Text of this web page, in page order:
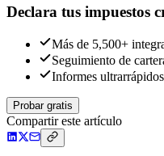
Declara tus impuestos
Más de 5,500+
Seguimiento de
Informes ultrarrápidos
Probar gratis
Compartir este artículo